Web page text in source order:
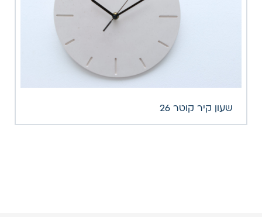
שעון קיר קוטר 26